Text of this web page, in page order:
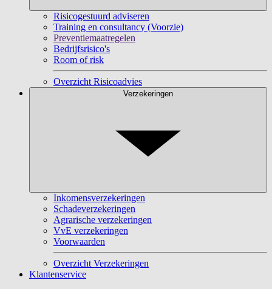
Risicogestuurd adviseren
Training en consultancy (Voorzie)
Preventiemaatregelen
Bedrijfsrisico's
Room of risk
Overzicht Risicoadvies
Verzekeringen
Inkomensverzekeringen
Schadeverzekeringen
Agrarische verzekeringen
VvE verzekeringen
Voorwaarden
Overzicht Verzekeringen
Klantenservice